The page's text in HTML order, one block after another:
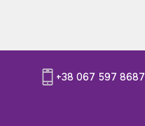
+38 067 597 8687